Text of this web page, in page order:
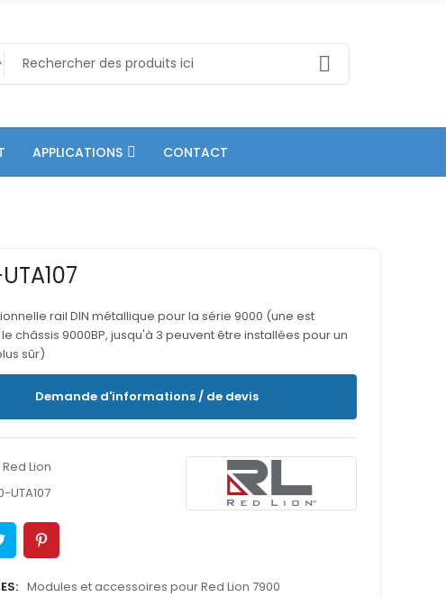
APPLICATIONS CONTACT
rail DIN métallique pour la série 9000 (une est
châssis 9000BP, jusqu'à 3 peuvent être installées pour un
sûr)
Demande d'informations / de devis
Red Lion
UTA107
Modules et accessoires pour Red Lion 7900